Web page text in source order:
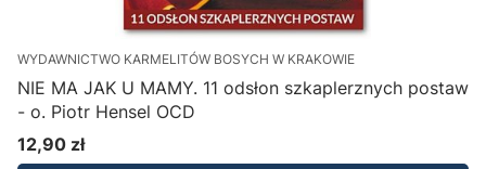
WYDAWNICTWO KARMELITÓW BOSYCH W KRAKOWIE
NIE MA JAK U MAMY. 11 odsłon szkaplerznych postaw
- o. Piotr Hensel OCD
Cena
12,90 zł